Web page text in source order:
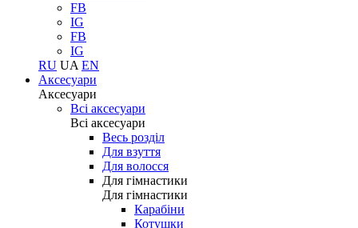
FB
IG
FB
IG
RU UA EN
Аксесуари
Аксесуари
Всі аксесуари
Всі аксесуари
Весь розділ
Для взуття
Для волосся
Для гімнастики
Для гімнастики
Карабіни
Котушки